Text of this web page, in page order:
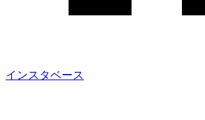
インスタベース